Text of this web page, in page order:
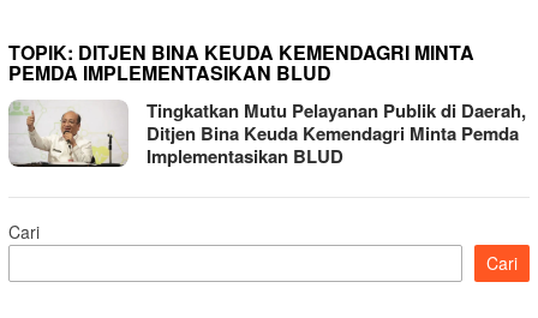
TOPIK: DITJEN BINA KEUDA KEMENDAGRI MINTA
PEMDA IMPLEMENTASIKAN BLUD
Tingkatkan Mutu Pelayanan Publik di Daerah,
Ditjen Bina Keuda Kemendagri Minta Pemda
Implementasikan BLUD
Cari
Cari